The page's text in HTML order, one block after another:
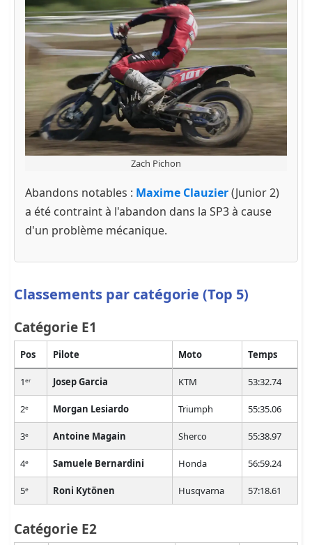
Zach Pichon
Abandons notables : Maxime Clauzier(Junior 2)
a été contraint à l'abandon dans la SP3 à cause
d'un problème mécanique.
Classements par catégorie (Top 5)
Catégorie E1
Pos Pilote Moto Temps
1ᵉʳ Josep Garcia KTM 53:32.74
2ᵉ Morgan Lesiardo Triumph 55:35.06
3ᵉ Antoine Magain Sherco 55:38.97
4ᵉ Samuele Bernardini Honda 56:59.24
5ᵉ Roni Kytönen Husqvarna 57:18.61
Catégorie E2